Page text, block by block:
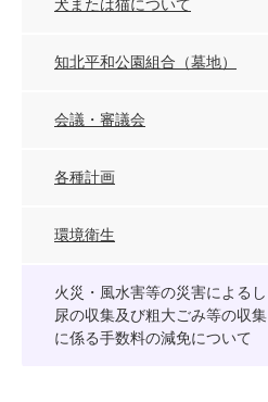
犬または猫について
知北平和公園組合（墓地）
会議・審議会
各種計画
環境衛生
火災・風水害等の災害によるし
尿の収集及び粗大ごみ等の収集
に係る手数料の減免について